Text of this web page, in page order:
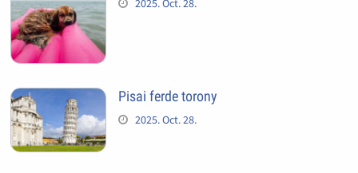
2025. Oct. 28.
Pisai ferde torony
2025. Oct. 28.